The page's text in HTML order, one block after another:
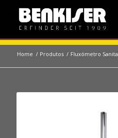
Home / Produtos / Fluxómetro Sanita